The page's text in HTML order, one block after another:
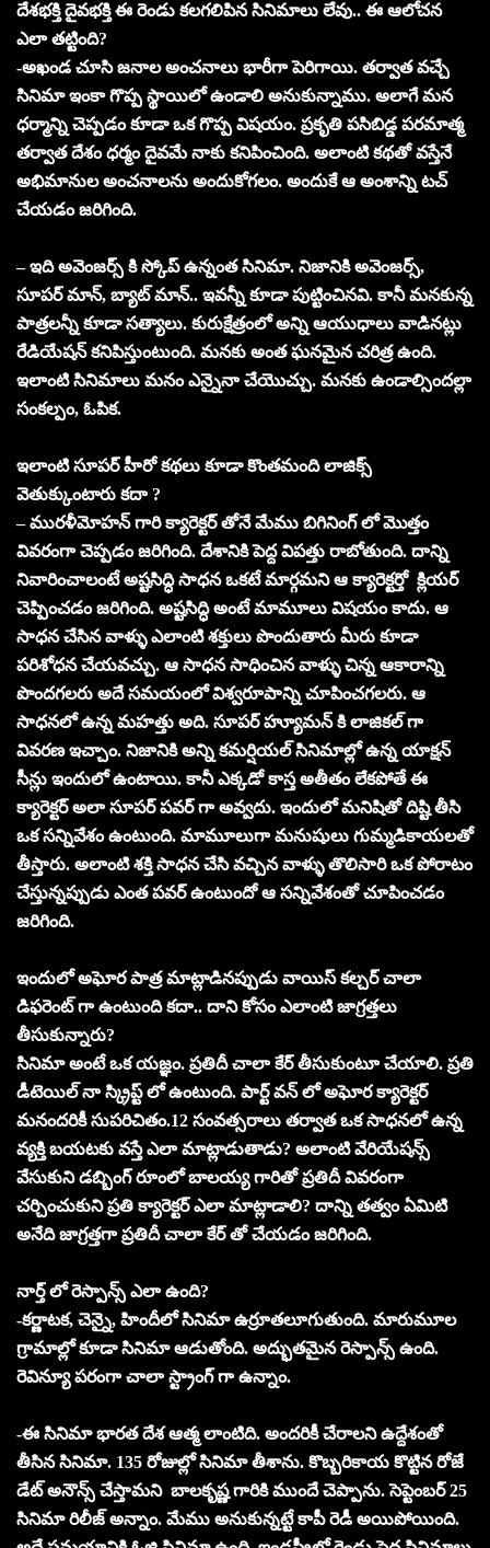
దేశభక్తి దైవభక్తి ఈ రెండు కలగలిపిన సినిమాలు లేవు.. ఈ ఆలోచన
ఎలా తట్టింది?
-అఖండ చూసి జనాల అంచనాలు భారీగా పెరిగాయి. తర్వాత వచ్చే
సినిమా ఇంకా గొప్ప స్థాయిలో ఉండాలి అనుకున్నాము. అలాగే మన
ధర్మాన్ని చెప్పడం కూడా ఒక గొప్ప విషయం. ప్రకృతి పసిబిడ్డ పరమాత్మ
తర్వాత దేశం ధర్మం దైవమే నాకు కనిపించింది. అలాంటి కథతో వస్తేనే
అభిమానుల అంచనాలను అందుకోగలం. అందుకే ఆ అంశాన్ని టచ్
చేయడం జరిగింది.
– ఇది అవెంజర్స్ కి స్కోప్ ఉన్నంత సినిమా. నిజానికి అవెంజర్స్,
సూపర్ మాన్, బ్యాట్ మాన్.. ఇవన్నీ కూడా పుట్టించినవి. కానీ మనకున్న
పాత్రలన్నీ కూడా సత్యాలు. కురుక్షేత్రంలో అన్ని ఆయుధాలు వాడినట్లు
రేడియేషన్ కనిపిస్తుంటుంది. మనకు అంత ఘనమైన చరిత్ర ఉంది.
ఇలాంటి సినిమాలు మనం ఎన్నైనా చేయొచ్చు. మనకు ఉండాల్సిందల్లా
సంకల్పం, ఓపిక.
ఇలాంటి సూపర్ హీరో కథలు కూడా కొంతమంది లాజిక్స్
వెతుక్కుంటారు కదా ?
– మురళీమోహన్ గారి క్యారెక్టర్ తోనే మేము బిగినింగ్ లో మొత్తం
వివరంగా చెప్పడం జరిగింది. దేశానికి పెద్ద విపత్తు రాబోతుంది. దాన్ని
నివారించాలంటే అష్టసిద్ధి సాధన ఒకటే మార్గమని ఆ క్యారెక్టర్తో క్లియర్
చెప్పించడం జరిగింది. అష్టసిద్ధి అంటే మామూలు విషయం కాదు. ఆ
సాధన చేసిన వాళ్ళు ఎలాంటి శక్తులు పొందుతారు మీరు కూడా
పరిశోధన చేయవచ్చు. ఆ సాధన సాధించిన వాళ్ళు చిన్న ఆకారాన్ని
పొందగలరు అదే సమయంలో విశ్వరూపాన్ని చూపించగలరు. ఆ
సాధనలో ఉన్న మహత్తు అది. సూపర్ హ్యూమన్ కి లాజికల్ గా
వివరణ ఇచ్చాం. నిజానికి అన్ని కమర్షియల్ సినిమాల్లో ఉన్న యాక్షన్
సీన్లు ఇందులో ఉంటాయి. కానీ ఎక్కడో కాస్త అతీతం లేకపోతే ఈ
క్యారెక్టర్ అలా సూపర్ పవర్ గా అవ్వదు. ఇందులో మనిషితో దిష్టి తీసి
ఒక సన్నివేశం ఉంటుంది. మామూలుగా మనుషులు గుమ్మడికాయలతో
తీస్తారు. అలాంటి శక్తి సాధన చేసి వచ్చిన వాళ్ళు తొలిసారి ఒక పోరాటం
చేస్తున్నప్పుడు ఎంత పవర్ ఉంటుందో ఆ సన్నివేశంతో చూపించడం
జరిగింది.
ఇందులో అఘోర పాత్ర మాట్లాడినప్పుడు వాయిస్ కల్చర్ చాలా
డిఫరెంట్ గా ఉంటుంది కదా.. దాని కోసం ఎలాంటి జాగ్రత్తలు
తీసుకున్నారు?
సినిమా అంటే ఒక యజ్ఞం. ప్రతిదీ చాలా కేర్ తీసుకుంటూ చేయాలి. ప్రతి
డీటెయిల్ నా స్క్రిప్ట్ లో ఉంటుంది. పార్ట్ వన్ లో అఘోర క్యారెక్టర్
మనందరికీ సుపరిచితం.12 సంవత్సరాలు తర్వాత ఒక సాధనలో ఉన్న
వ్యక్తి బయటకు వస్తే ఎలా మాట్లాడుతాడు? అలాంటి వేరియేషన్స్
వేసుకుని డబ్బింగ్ రూంలో బాలయ్య గారితో ప్రతిదీ వివరంగా
చర్చించుకుని ప్రతి క్యారెక్టర్ ఎలా మాట్లాడాలి? దాన్ని తత్వం ఏమిటి
అనేది జాగ్రత్తగా ప్రతిదీ చాలా కేర్ తో చేయడం జరిగింది.
నార్త్ లో రెస్పాన్స్ ఎలా ఉంది?
-కర్ణాటక, చెన్నై, హిందీలో సినిమా ఉర్రూతలూగుతుంది. మారుమూల
గ్రామాల్లో కూడా సినిమా ఆడుతోంది. అద్భుతమైన రెస్పాన్స్ ఉంది.
రెవిన్యూ పరంగా చాలా స్ట్రాంగ్ గా ఉన్నాం.
-ఈ సినిమా భారత దేశ ఆత్మ లాంటిది. అందరికీ చేరాలని ఉద్దేశంతో
తీసిన సినిమా. 135 రోజుల్లో సినిమా తీశాను. కొబ్బరికాయ కొట్టిన రోజే
డేట్ అనౌన్స్ చేస్తామని బాలకృష్ణ గారికి ముందే చెప్పాను. సెప్టెంబర్ 25
సినిమా రిలీజ్ అన్నాం. మేము అనుకున్నట్టే కాపీ రెడీ అయిపోయింది.